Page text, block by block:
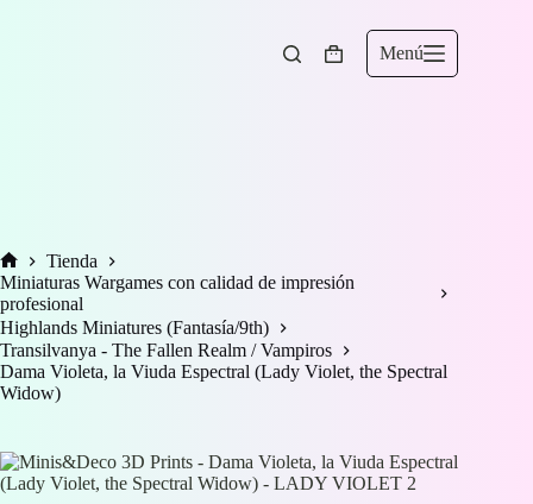
Carro
Menú
Inicio
Tienda
Miniaturas Wargames con calidad de impresión
profesional
Highlands Miniatures (Fantasía/9th)
Transilvanya - The Fallen Realm / Vampiros
Dama Violeta, la Viuda Espectral (Lady Violet, the Spectral
Widow)